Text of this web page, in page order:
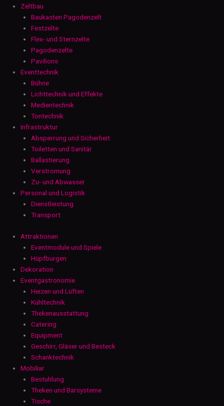
Zeltbau
Baukasten Pagodenzelt
Festzelte
Flex- und Sternzelte
Pagodenzelte
Pavilions
Eventtechnik
Bühne
Lichttechnik und Effekte
Medientechnik
Tontechnik
Infrastruktur
Absperrung und Sicherheit
Toiletten und Sanitär
Ballastierung
Verstromung
Zu- und Abwasser
Personal und Logistik
Dienstleistung
Transport
Attraktionen
Eventmodule und Spiele
Hüpfburgen
Dekoration
Eventgastronomie
Heizen und Lüften
Kühltechnik
Thekenausstattung
Catering
Equipment
Geschirr, Gläser und Besteck
Schanktechnik
Mobiliar
Bestuhlung
Theken und Barsysteme
Tische